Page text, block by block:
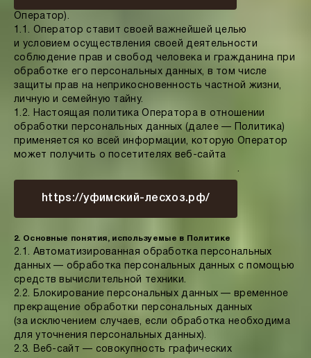
Оператор).
1.1. Оператор ставит своей важнейшей целью
и условием осуществления своей деятельности
соблюдение прав и свобод человека и гражданина при
обработке его персональных данных, в том числе
защиты прав на неприкосновенность частной жизни,
личную и семейную тайну.
1.2. Настоящая политика Оператора в отношении
обработки персональных данных (далее — Политика)
применяется ко всей информации, которую Оператор
может получить о посетителях веб-сайта
https://уфимский-лесхоз.рф/
.
2. Основные понятия, используемые в Политике
2.1. Автоматизированная обработка персональных
данных — обработка персональных данных с помощью
средств вычислительной техники.
2.2. Блокирование персональных данных — временное
прекращение обработки персональных данных
(за исключением случаев, если обработка необходима
для уточнения персональных данных).
2.3. Веб-сайт — совокупность графических